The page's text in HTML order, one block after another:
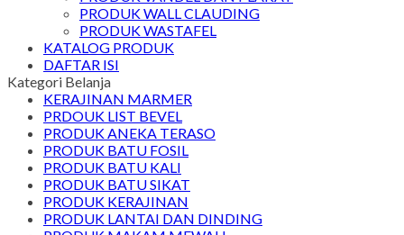
PRODUK WALL CLAUDING
PRODUK WASTAFEL
KATALOG PRODUK
DAFTAR ISI
Kategori Belanja
KERAJINAN MARMER
PRDOUK LIST BEVEL
PRODUK ANEKA TERASO
PRODUK BATU FOSIL
PRODUK BATU KALI
PRODUK BATU SIKAT
PRODUK KERAJINAN
PRODUK LANTAI DAN DINDING